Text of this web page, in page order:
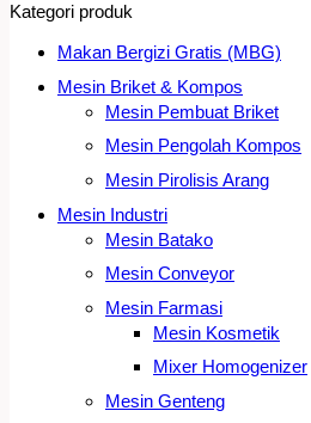
Kategori produk
Makan Bergizi Gratis (MBG)
Mesin Briket & Kompos
Mesin Pembuat Briket
Mesin Pengolah Kompos
Mesin Pirolisis Arang
Mesin Industri
Mesin Batako
Mesin Conveyor
Mesin Farmasi
Mesin Kosmetik
Mixer Homogenizer
Mesin Genteng